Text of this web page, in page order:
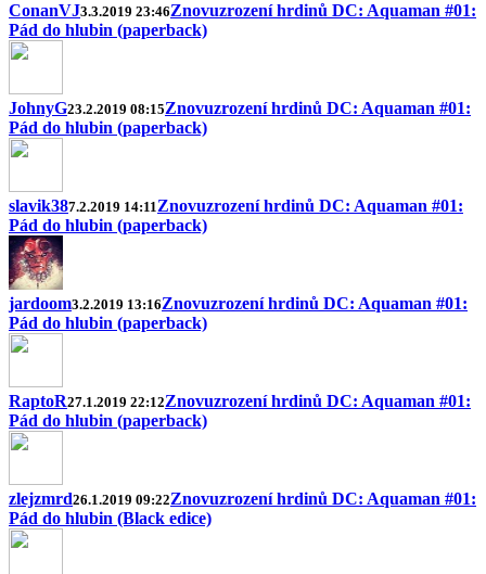
ConanVJ3.3.2019 23:46Znovuzrození hrdinů DC: Aquaman #01:
Pád do hlubin (paperback)
JohnyG23.2.2019 08:15Znovuzrození hrdinů DC: Aquaman #01:
Pád do hlubin (paperback)
slavik387.2.2019 14:11Znovuzrození hrdinů DC: Aquaman #01:
Pád do hlubin (paperback)
jardoom3.2.2019 13:16Znovuzrození hrdinů DC: Aquaman #01:
Pád do hlubin (paperback)
RaptoR27.1.2019 22:12Znovuzrození hrdinů DC: Aquaman #01:
Pád do hlubin (paperback)
zlejzmrd26.1.2019 09:22Znovuzrození hrdinů DC: Aquaman #01:
Pád do hlubin (Black edice)